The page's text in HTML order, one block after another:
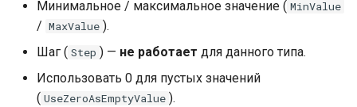
Минимальное / максимальное значение ( MinValue
/ MaxValue ).
Шаг ( Step ) — не работает для данного типа.
Использовать 0 для пустых значений
( UseZeroAsEmptyValue ).